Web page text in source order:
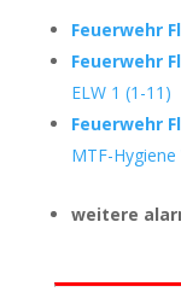
Feuerwehr
Feuerwehr
ELW 1 (1-11)
Feuerwehr
MTF-
weitere